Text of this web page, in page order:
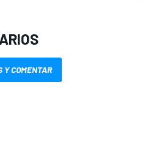
Y COMENTAR